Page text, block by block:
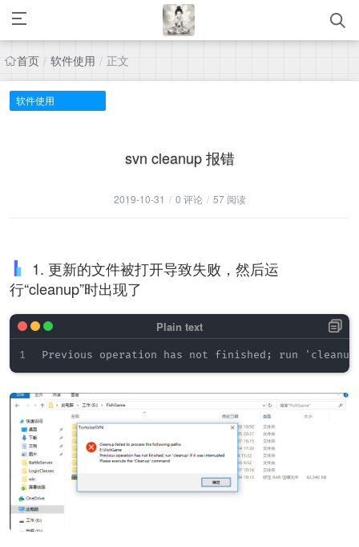
首页 / 软件使用 / 正文
软件使用
svn cleanup 报错
2019-10-31 / 0 评论 / 57 阅读
1. 更新的文件被打开导致失败，然后运
行“cleanup”时出现了